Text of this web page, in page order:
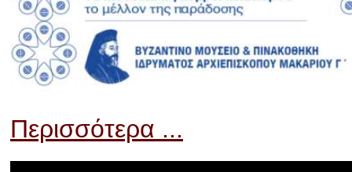
Περισσότερα ...